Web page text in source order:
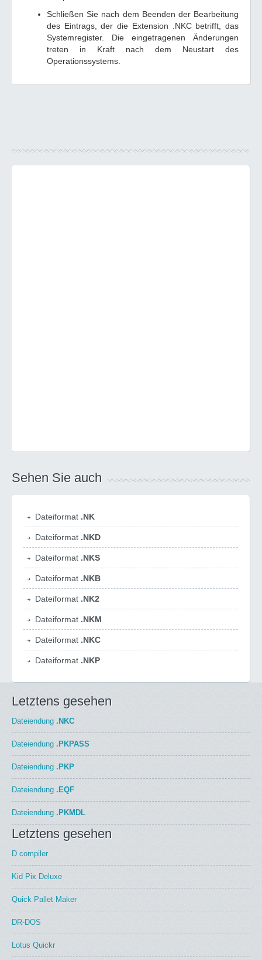
Schließen Sie nach dem Beenden der Bearbeitung
des Eintrags, der die Extension .NKC betrifft, das
Systemregister. Die eingetragenen Änderungen
treten in Kraft nach dem Neustart des
Operationssystems.
Sehen Sie auch
Dateiformat .NK
Dateiformat .NKD
Dateiformat .NKS
Dateiformat .NKB
Dateiformat .NK2
Dateiformat .NKM
Dateiformat .NKC
Dateiformat .NKP
Letztens gesehen
Dateiendung .NKC
Dateiendung .PKPASS
Dateiendung .PKP
Dateiendung .EQF
Dateiendung .PKMDL
Letztens gesehen
D compiler
Kid Pix Deluxe
Quick Pallet Maker
DR-DOS
Lotus Quickr